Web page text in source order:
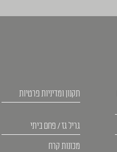
תקנון ומדיניות פרטיות
גריל גז / פחם ביתי
מכונות קרח